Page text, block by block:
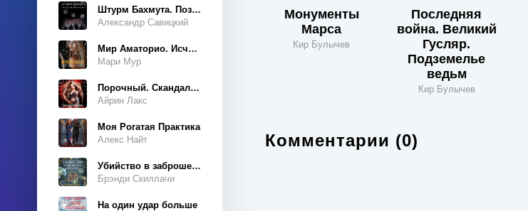
История
Карьера
Киберпанк
Кино и театр
Книги о войне
Контркультура
Криминология
Критика
Кулинария
Штурм Бахмута. Позывной «Констебль»
Александр Савицкий
Мир Аматорио. Исчезнувшая
Мари Мур
Порочный. Скандальный роман
Айрин Лакс
Моя Рогатая Практика
Алекс Найт
Убийство в заброшенном поместье
Брэнди Скиллачи
На один удар больше
Монументы
Марса
Кир Булычев
Последняя
война. Великий
Гусляр.
Подземелье
ведьм
Кир Булычев
Комментарии (0)